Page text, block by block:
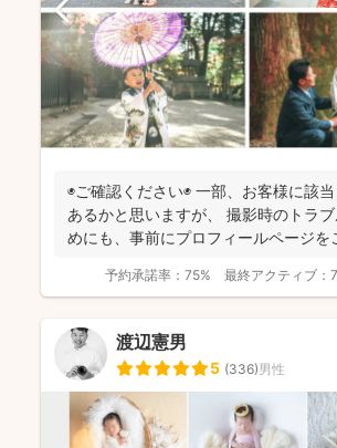
◉ご確認ください◉ 一部、お客様に該
あるかと思いますが、 撮影時のトラ
めにも、事前にプロフィールページを
予約承諾率： 75% 最終アクティブ：
渡辺憲男
5 (336)男性